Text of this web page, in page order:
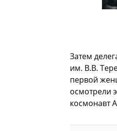
Затем
им. В.В.
первой
осмотрели
космонавт